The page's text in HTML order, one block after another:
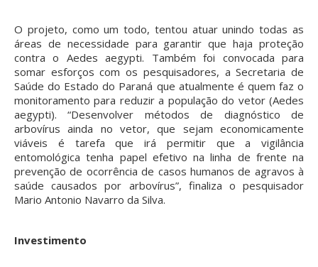
O projeto, como um todo, tentou atuar unindo todas as
áreas de necessidade para garantir que haja proteção
contra o Aedes aegypti. Também foi convocada para
somar esforços com os pesquisadores, a Secretaria de
Saúde do Estado do Paraná que atualmente é quem faz o
monitoramento para reduzir a população do vetor (Aedes
aegypti). “Desenvolver métodos de diagnóstico de
arbovírus ainda no vetor, que sejam economicamente
viáveis é tarefa que irá permitir que a vigilância
entomológica tenha papel efetivo na linha de frente na
prevenção de ocorrência de casos humanos de agravos à
saúde causados por arbovírus”, finaliza o pesquisador
Mario Antonio Navarro da Silva.
Investimento